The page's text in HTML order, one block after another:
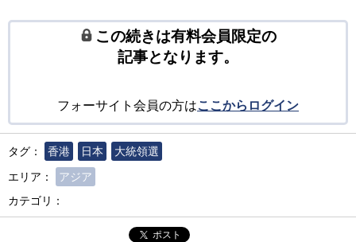
この続きは有料会員限定の
記事となります。
フォーサイト会員の方はここからログイン
タグ： 香港 日本
大統領選
エリア：
アジア
カテゴリ：
ポスト